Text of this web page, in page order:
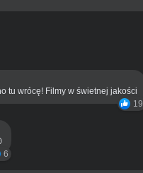
tu wrócę! Filmy w świetnej jakości
19
6